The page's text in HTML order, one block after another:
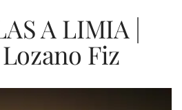
A LIMIA |
Fiz